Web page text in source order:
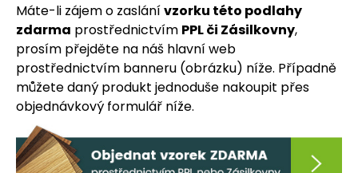
Máte-li zájem o zaslánívzorku této podlahy
zdarma prostřednictvím PPL či Zásilkovny,
prosím přejděte na náš hlavní web
prostřednictvím banneru (obrázku) níže. Případně
můžete daný produkt jednoduše nakoupit přes
objednávkový formulář níže.
D
o
p
r
u